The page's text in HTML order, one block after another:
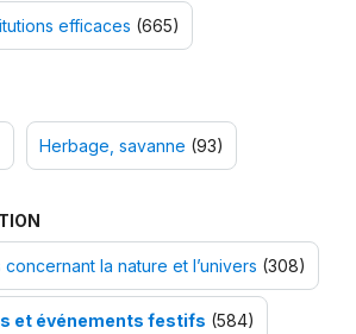
efficaces (665)
Herbage, savanne (93)
la nature et l’univers (308)
et événements festifs (584)